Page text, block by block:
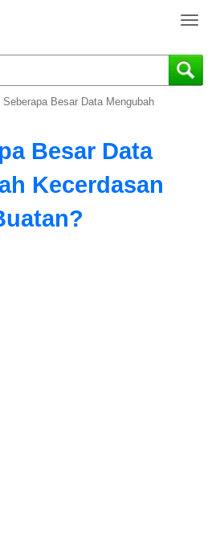
T
g
g
Seberapa Besar Data Mengubah
Besar Data
Kecerdasan